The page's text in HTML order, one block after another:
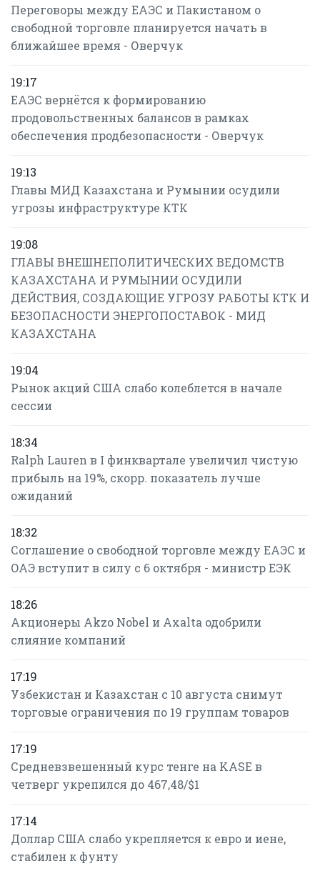
Переговоры между ЕАЭС и Пакистаном о
свободной торговле планируется начать в
ближайшее время - Оверчук
19:17
ЕАЭС вернётся к формированию
продовольственных балансов в рамках
обеспечения продбезопасности - Оверчук
19:13
Главы МИД Казахстана и Румынии осудили
угрозы инфраструктуре КТК
19:08
ГЛАВЫ ВНЕШНЕПОЛИТИЧЕСКИХ ВЕДОМСТВ
КАЗАХСТАНА И РУМЫНИИ ОСУДИЛИ
ДЕЙСТВИЯ, СОЗДАЮЩИЕ УГРОЗУ РАБОТЫ КТК И
БЕЗОПАСНОСТИ ЭНЕРГОПОСТАВОК - МИД
КАЗАХСТАНА
19:04
Рынок акций США слабо колеблется в начале
сессии
18:34
Ralph Lauren в I финквартале увеличил чистую
прибыль на 19%, скорр. показатель лучше
ожиданий
18:32
Соглашение о свободной торговле между ЕАЭС и
ОАЭ вступит в силу с 6 октября - министр ЕЭК
18:26
Акционеры Akzo Nobel и Axalta одобрили
слияние компаний
17:19
Узбекистан и Казахстан с 10 августа снимут
торговые ограничения по 19 группам товаров
17:19
Средневзвешенный курс тенге на KASE в
четверг укрепился до 467,48/$1
17:14
Доллар США слабо укрепляется к евро и иене,
стабилен к фунту